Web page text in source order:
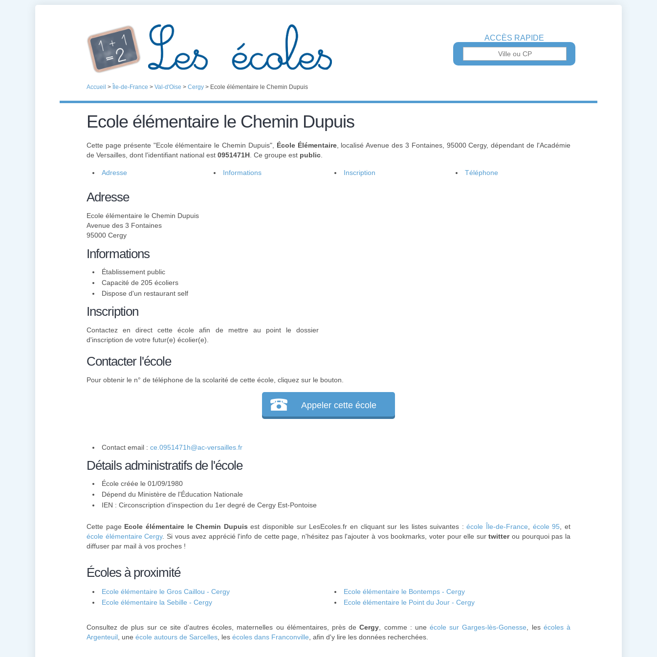
ACCÈS RAPIDE
Accueil > Île-de-France > Val-d'Oise > Cergy > Ecole élémentaire le Chemin Dupuis
Ecole élémentaire le Chemin Dupuis
Cette page présente "Ecole élémentaire le Chemin Dupuis", École Élémentaire, localisé Avenue des 3 Fontaines, 95000 Cergy, dépendant de l'Académie
de Versailles, dont l'identifiant national est 0951471H . Ce groupe est public
Adresse Informations Inscription Téléphone
Adresse
Ecole élémentaire le Chemin Dupuis
Avenue des 3 Fontaines
95000 Cergy
Informations
Établissement public
Capacité de 205 écoliers
Dispose d'un restaurant self
Inscription
Contactez en direct cette école afin de mettre au point le dossier
d'inscription de votre futur(e) écolier(e).
Contacter l'école
Pour obtenir le n° de téléphone de la scolarité de cette école, cliquez sur le bouton.
Appeler cette école
Contact email : ce.0951471h@ac-versailles.fr
Détails administratifs de l'école
École créée le 01/09/1980
Dépend du Ministère de l'Éducation Nationale
IEN : Circonscription d'inspection du 1er degré de Cergy Est-Pontoise
Cette page Ecole élémentaire le Chemin Dupuis est disponible sur LesEcoles.fr en cliquant sur les listes suivantes :école Île-de-France école 95 , et
école élémentaire Cergy. Si vous avez apprécié l'info de cette page, n'hésitez pas l'ajouter à vos bookmarks, voter pour elle surtwitterou pourquoi pas la
diffuser par mail à vos proches !
Écoles à proximité
Ecole élémentaire le Gros Caillou - Cergy
Ecole élémentaire le Bontemps - Cergy
Ecole élémentaire la Sebille - Cergy
Ecole élémentaire le Point du Jour - Cergy
Consultez de plus sur ce site d'autres écoles, maternelles ou élémentaires, près deCergy , comme : uneécole sur Garges-lès-Gonesse , les écoles à
Argenteuil , une école autours de Sarcelles , les écoles dans Franconville , afin d'y lire les données recherchées.